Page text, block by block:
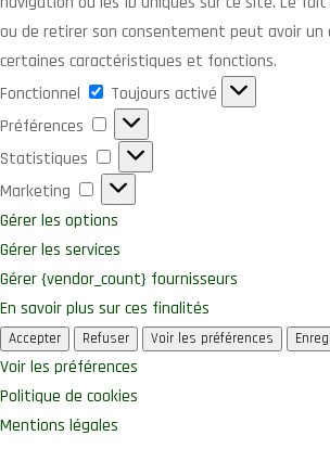
ou de retirer son consentement peut avoir
certaines caractéristiques et fonctions.
Fonctionnel
Fonctionnel
Toujours activé
Préférences
Préférences
Statistiques
Statistiques
Marketing
Marketing
Gérer les options
Gérer les services
Gérer {vendor_count} fournisseurs
En savoir plus sur ces finalités
Accepter Refuser Voir les préférences
Voir les préférences
Politique de cookies
Mentions légales